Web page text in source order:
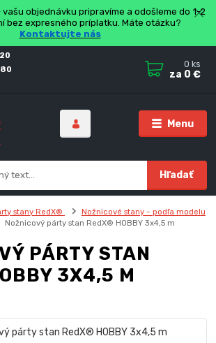
vašu objednávku pripravíme a odošleme do 1-2
bez expresného príplatku. Máte otázku?
Kontaktujte nás
Menu
Hľadať
0 ks
za 0 €
stany RedX®
Nožnicové stany - podľa modelu
Nožnicový párty stan RedX® HOBBY 3x4,5 m
PÁRTY STAN
3X4,5 M